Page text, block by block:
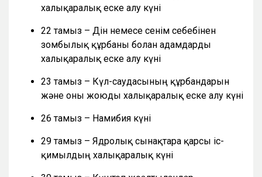
халықаралық еске алу күні
22 тамыз – Дін немесе сенім себебінен
зомбылық құрбаны болған адамдарды
халықаралық еске алу күні
23 тамыз – Күл-саудасының құрбандарын
және оны жоюды халықаралық еске алу күні
26 тамыз – Намибия күні
29 тамыз – Ядролық сынақтарға қарсы іс-
қимылдың халықаралық күні